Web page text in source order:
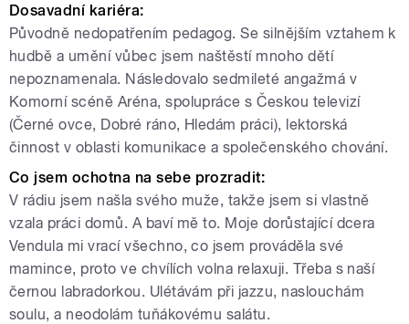
Dosavadní kariéra:
Původně nedopatřením pedagog. Se silnějším vztahem k
hudbě a umění vůbec jsem naštěstí mnoho dětí
nepoznamenala. Následovalo sedmileté angažmá v
Komorní scéně Aréna, spolupráce s Českou televizí
(Černé ovce, Dobré ráno, Hledám práci), lektorská
činnost v oblasti komunikace a společenského chování.
Co jsem ochotna na sebe prozradit:
V rádiu jsem našla svého muže, takže jsem si vlastně
vzala práci domů. A baví mě to. Moje dorůstající dcera
Vendula mi vrací všechno, co jsem prováděla své
mamince, proto ve chvílích volna relaxuji. Třeba s naší
černou labradorkou. Ulétávám při jazzu, naslouchám
soulu, a neodolám tuňákovému salátu.